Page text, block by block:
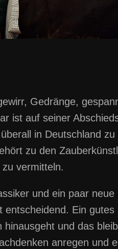
Gedränge,
ist auf seiner
in Deutschland
zu den
vermitteln.
und ein paar
entscheidend. Ein
hinausgeht und das
anregen und